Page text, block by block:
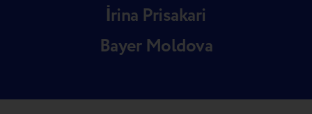
İrina Prisakari
Bayer Moldova